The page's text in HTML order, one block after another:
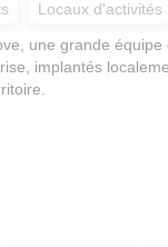
Locaux d'activités
une grande
implantés
les intérêts de nos